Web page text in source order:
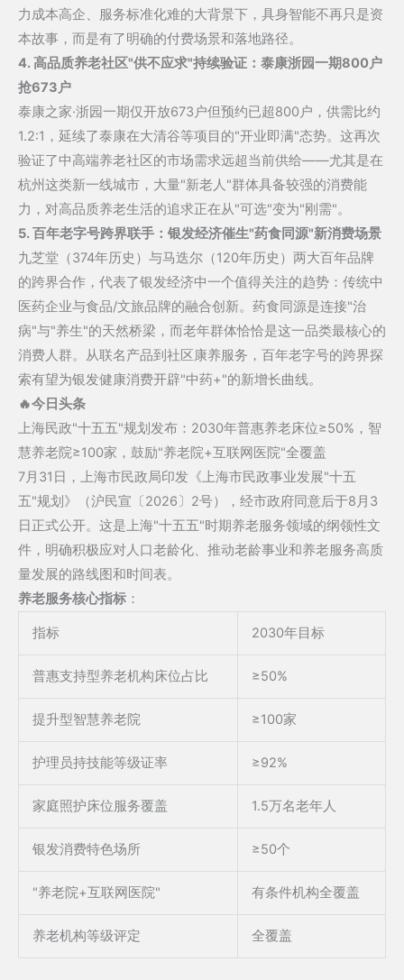
力成本高企、服务标准化难的大背景下，具身智能不再只是资
本故事，而是有了明确的付费场景和落地路径。
4. 高品质养老社区"供不应求"持续验证：泰康浙园一期800户
抢673户
泰康之家·浙园一期仅开放673户但预约已超800户，供需比约
1.2:1，延续了泰康在大清谷等项目的"开业即满"态势。这再次
验证了中高端养老社区的市场需求远超当前供给——尤其是在
杭州这类新一线城市，大量"新老人"群体具备较强的消费能
力，对高品质养老生活的追求正在从"可选"变为"刚需"。
5. 百年老字号跨界联手：银发经济催生"药食同源"新消费场景
九芝堂（374年历史）与马迭尔（120年历史）两大百年品牌
的跨界合作，代表了银发经济中一个值得关注的趋势：传统中
医药企业与食品/文旅品牌的融合创新。药食同源是连接"治
病"与"养生"的天然桥梁，而老年群体恰恰是这一品类最核心的
消费人群。从联名产品到社区康养服务，百年老字号的跨界探
索有望为银发健康消费开辟"中药+"的新增长曲线。
🔥今日头条
上海民政"十五五"规划发布：2030年普惠养老床位≥50%，智
慧养老院≥100家，鼓励"养老院+互联网医院"全覆盖
7月31日，上海市民政局印发《上海市民政事业发展"十五
五"规划》（沪民宣〔2026〕2号），经市政府同意后于8月3
日正式公开。这是上海"十五五"时期养老服务领域的纲领性文
件，明确积极应对人口老龄化、推动老龄事业和养老服务高质
量发展的路线图和时间表。
养老服务核心指标 ：
指标 2030年目标
普惠支持型养老机构床位占比 ≥50%
提升型智慧养老院 ≥100家
护理员持技能等级证率 ≥92%
家庭照护床位服务覆盖 1.5万名老年人
银发消费特色场所 ≥50个
"养老院+互联网医院" 有条件机构全覆盖
养老机构等级评定 全覆盖
户
占
比
39.5%